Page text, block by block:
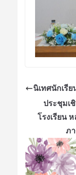
นิเทศนักเรี
ประชุมเ
โรงเรียน
ภ